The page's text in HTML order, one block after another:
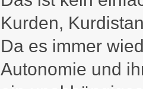
Kurden,
Da es immer
Autonomie und